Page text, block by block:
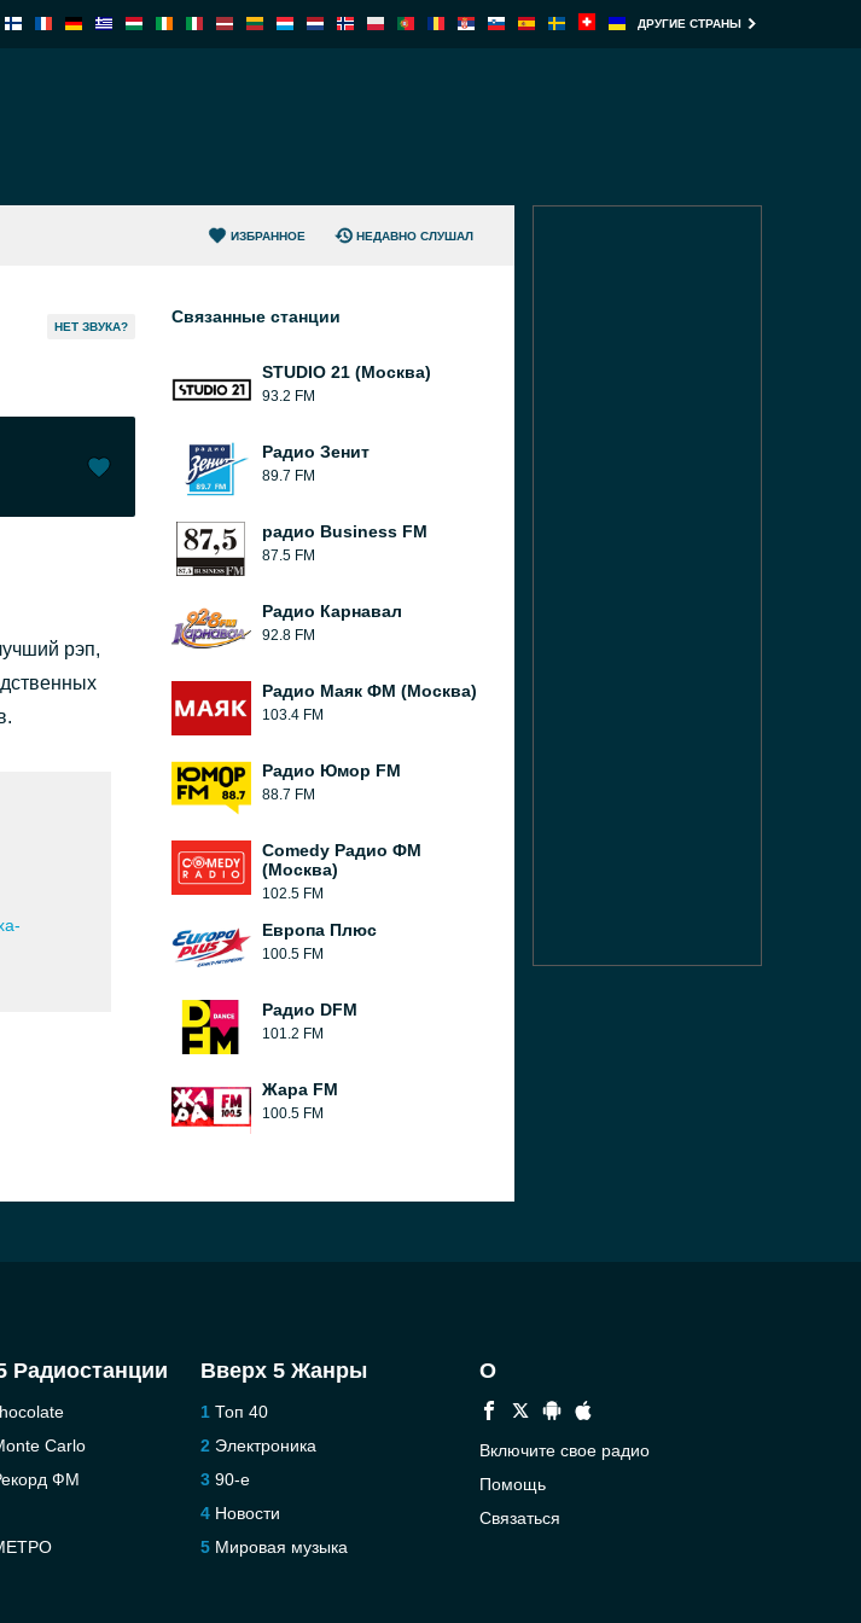
ДРУГИЕ СТРАНЫ
ИЗБРАННОЕ НЕДАВНО СЛУШАЛ
HЕТ ЗВУКА?
рэп,
Связанные станции
STUDIO 21 (Москва)
93.2 FM
Радио Зенит
89.7 FM
радио Business FM
87.5 FM
Радио Карнавал
92.8 FM
Радио Маяк ФМ (Москва)
103.4 FM
Радио Юмор FM
88.7 FM
Comedy Радио ФМ
(Москва)
102.5 FM
Европа Плюс
100.5 FM
Радио DFM
101.2 FM
Жара FM
100.5 FM
Радиостанции
Carlo
ФМ
Вверх 5 Жанры
Топ 40
Электроника
90-е
Новости
Мировая музыка
О
Включите свое радио
Помощь
Связаться